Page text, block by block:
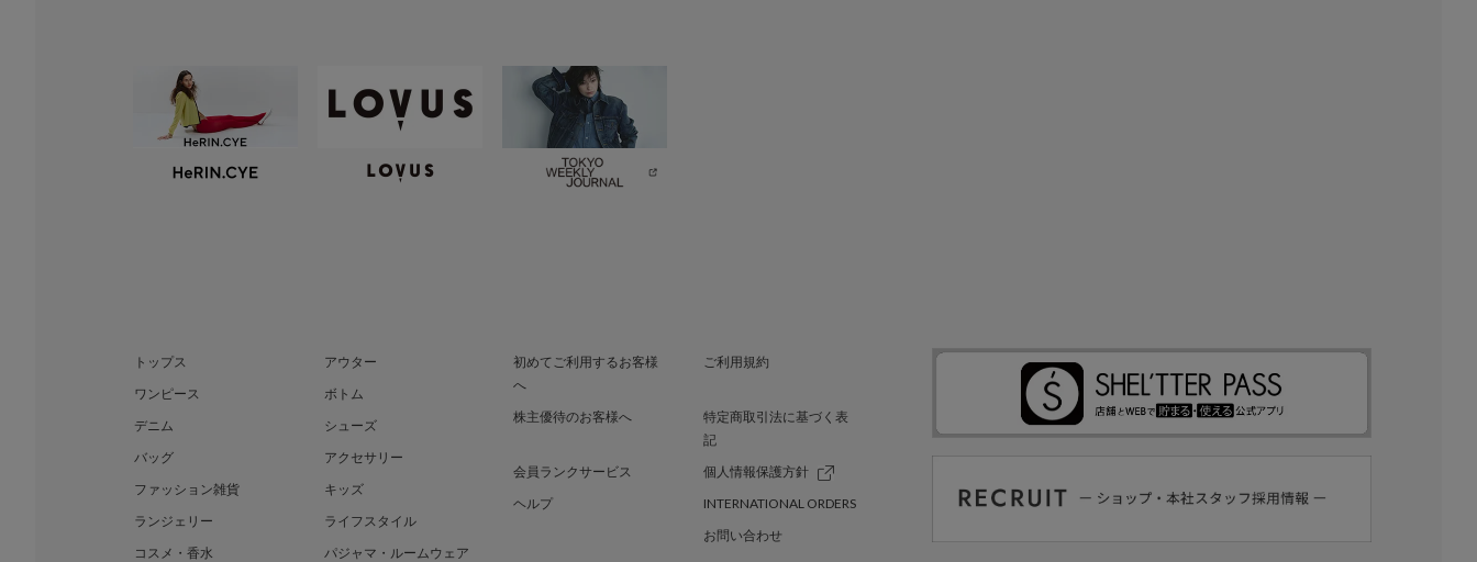
トップス
アウター
ワンピース
ボトム
デニム
シューズ
バッグ
アクセサリー
ファッション雑貨
キッズ
ランジェリー
ライフスタイル
コスメ・香水
パジャマ・ルームウェア
初めてご利用するお客様
へ
ご利用規約
株主優待のお客様へ
特定商取引法に基づく表
記
会員ランクサービス
個人情報保護方針
ヘルプ
INTERNATIONAL ORDERS
お問い合わせ